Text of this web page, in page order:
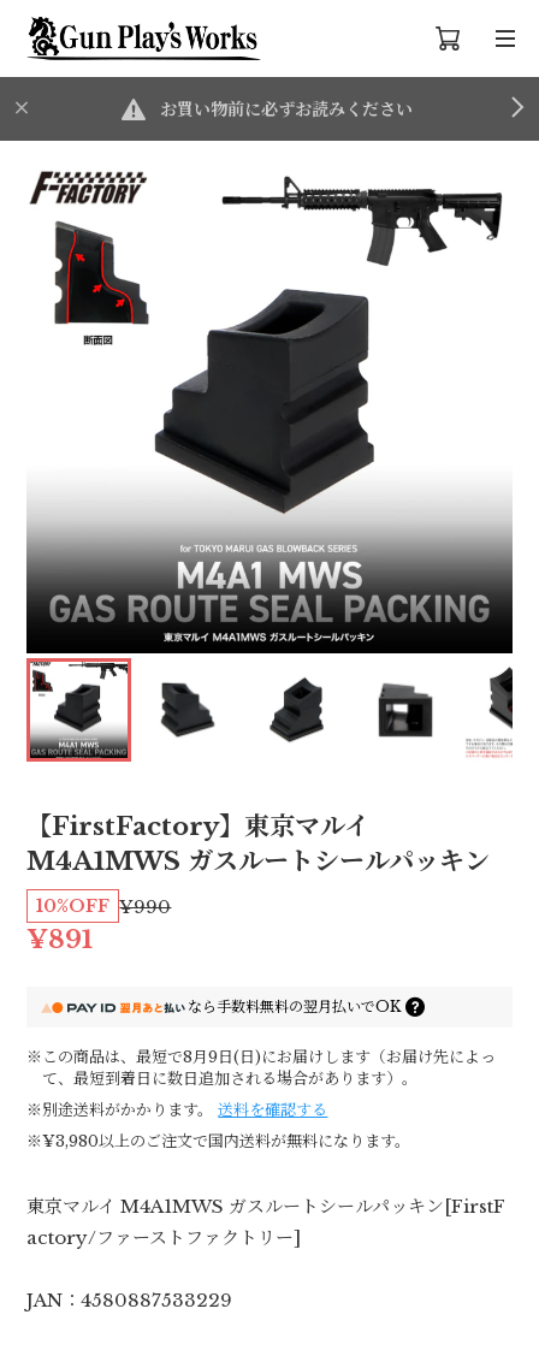
お買い物前に必ずお読みください
【FirstFactory】東京マルイ
M4A1MWS ガスルートシールパッキン
¥990
10%OFF
¥891
なら手数料無料の翌月払いでOK
※この商品は、最短で8月9日(日)にお届けします（お届け先によっ
て、最短到着日に数日追加される場合があります）。
※別途送料がかかります。
送料を確認する
※¥3,980以上のご注文で国内送料が無料になります。
東京マルイ M4A1MWS ガスルートシールパッキン[FirstF
actory/ファーストファクトリー]
JAN：4580887533229